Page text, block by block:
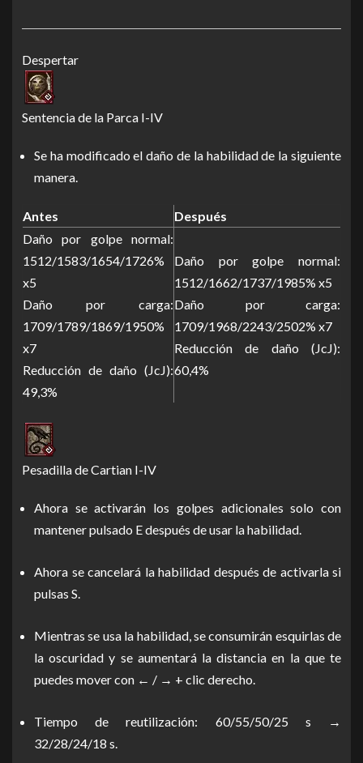
Despertar
Sentencia de la Parca I-IV
Se ha modificado el daño de la habilidad de la siguiente
manera.
Antes
Después
Daño por golpe normal:
1512/1583/1654/1726%
x5
Daño por carga:
1709/1789/1869/1950%
x7
Reducción de daño (JcJ):
49,3%
Daño por golpe normal:
1512/1662/1737/1985% x5
Daño por carga:
1709/1968/2243/2502% x7
Reducción de daño (JcJ):
60,4%
Pesadilla de Cartian I-IV
Ahora se activarán los golpes adicionales solo con
mantener pulsado E después de usar la habilidad.
Ahora se cancelará la habilidad después de activarla si
pulsas S.
Mientras se usa la habilidad, se consumirán esquirlas de
la oscuridad y se aumentará la distancia en la que te
puedes mover con ← / → + clic derecho.
Tiempo de reutilización: 60/55/50/25 s →
32/28/24/18 s.